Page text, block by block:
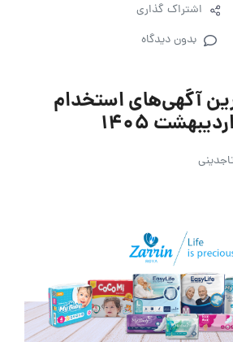
اشتراک گذاری
بدون دیدگاه
آگهی‌های استخدام